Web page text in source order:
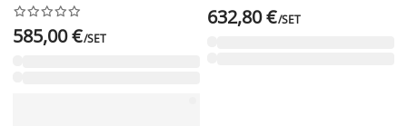






585,00 €/SET
632,80 €/SET